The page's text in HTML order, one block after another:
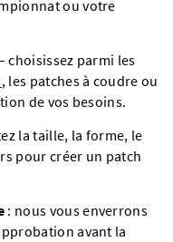
ou votre
choisissez parmi les
, les patches à coudre ou
de vos besoins.
la taille, la forme, le
pour créer un patch
: nous vous enverrons
avant la